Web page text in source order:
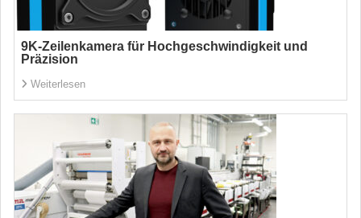
9K-Zeilenkamera für Hochgeschwindigkeit und
Präzision
Weiterlesen